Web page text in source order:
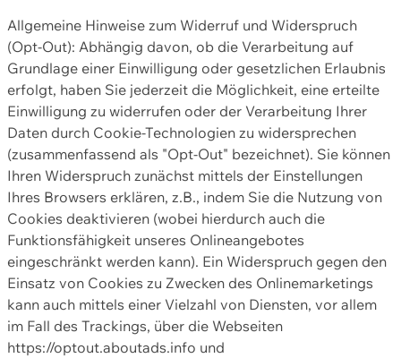
Allgemeine Hinweise zum Widerruf und Widerspruch
(Opt-Out): Abhängig davon, ob die Verarbeitung auf
Grundlage einer Einwilligung oder gesetzlichen Erlaubnis
erfolgt, haben Sie jederzeit die Möglichkeit, eine erteilte
Einwilligung zu widerrufen oder der Verarbeitung Ihrer
Daten durch Cookie-Technologien zu widersprechen
(zusammenfassend als "Opt-Out" bezeichnet). Sie können
Ihren Widerspruch zunächst mittels der Einstellungen
Ihres Browsers erklären, z.B., indem Sie die Nutzung von
Cookies deaktivieren (wobei hierdurch auch die
Funktionsfähigkeit unseres Onlineangebotes
eingeschränkt werden kann). Ein Widerspruch gegen den
Einsatz von Cookies zu Zwecken des Onlinemarketings
kann auch mittels einer Vielzahl von Diensten, vor allem
im Fall des Trackings, über die Webseiten
https://optout.aboutads.info und